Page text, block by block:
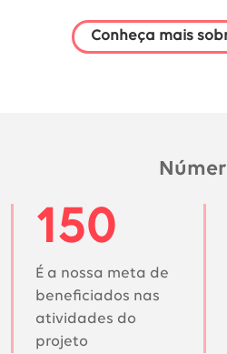
Conheça mais
150
É a nossa meta de
beneficiados nas
atividades do
projeto